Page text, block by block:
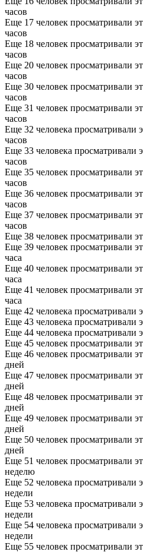
часов
Еще 17 человек просматривали
часов
Еще 18 человек просматривали
часов
Еще 20 человек просматривали
часов
Еще 30 человек просматривали
часов
Еще 31 человек просматривали
часов
Еще 32 человека просматривали
часов
Еще 33 человека просматривали
часов
Еще 35 человек просматривали
часов
Еще 36 человек просматривали
часов
Еще 37 человек просматривали
часов
Еще 38 человек просматривали
Еще 39 человек просматривали
часа
Еще 40 человек просматривали
часа
Еще 41 человек просматривали
часа
Еще 42 человека просматривали
Еще 43 человека просматривали
Еще 44 человека просматривали
Еще 45 человек просматривали
Еще 46 человек просматривали
дней
Еще 47 человек просматривали
дней
Еще 48 человек просматривали
дней
Еще 49 человек просматривали
дней
Еще 50 человек просматривали
дней
Еще 51 человек просматривали
неделю
Еще 52 человека просматривали
недели
Еще 53 человека просматривали
недели
Еще 54 человека просматривали
недели
Еще 55 человек просматривали